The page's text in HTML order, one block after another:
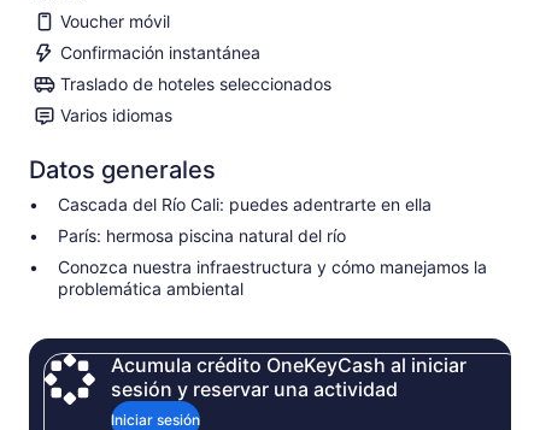
Voucher móvil
Confirmación instantánea
Traslado de hoteles seleccionados
Varios idiomas
Datos generales
Cascada del Río Cali: puedes adentrarte en ella
París: hermosa piscina natural del río
Conozca nuestra infraestructura y cómo manejamos la
problemática ambiental
Acumula crédito OneKeyCash al iniciar
sesión y reservar una actividad
Iniciar sesión